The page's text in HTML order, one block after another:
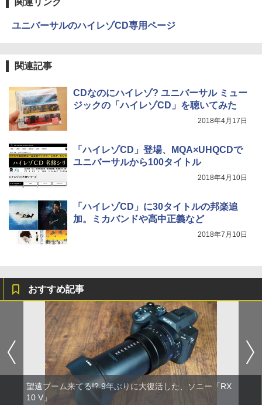
ユニバーサルのハイレゾCD専用ページ
関連記事
CDなのにハイレゾ? ユニバーサル ミュー
ジックの「ハイレゾCD」を聴いてみた
2018年4月17日
「ハイレゾCD」登場、MQA×UHQCDで
ユニバーサルから100タイトル
2018年4月10日
「ハイレゾCD」に30タイトルの邦楽追
加。ミカバンドや高中正義など
2018年7月10日
おすすめ記事
望遠ブーム来てる!? 9年ぶりに大復活した、ソニー「RX
10 V」